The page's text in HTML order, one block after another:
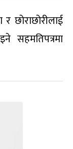
छोराछोरीलाई
सहमतिपत्रमा